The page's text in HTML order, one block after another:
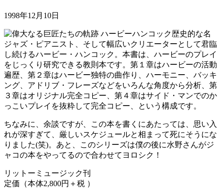
1998年12月10日
歴史的な名
ジャズ・ピアニスト、そして幅広いクリエーターとして君臨
し続けるハービー・ハンコック。本書は、ハービーのプレイ
をじっくり研究できる教則本です。第１章はハービーの活動
遍歴、第２章はハービー独特の曲作り、ハーモニー、バッキ
ング、アドリブ・フレーズなどをいろんな角度から分析、第
３章はオリジナル完全コピー、第４章はサイド・マンでのか
っこいプレイを抜粋して完全コピー、という構成です。
ちなみに、余談ですが、この本を書くにあたっては、思い入
れが深すぎて、厳しいスケジュールと相まって死にそうにな
りました(笑)。あと、このシリーズは僕の後に水野さんがジ
ャコの本をやってるので合わせてヨロシク！
リットーミュージック刊
定価（本体2,800円＋税 ）